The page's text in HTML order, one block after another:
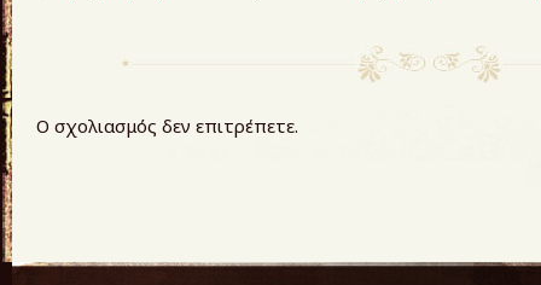
Ο σχολιασμός δεν επιτρέπετε.